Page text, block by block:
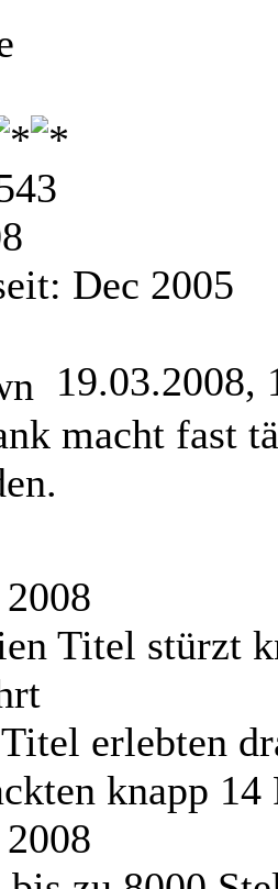
Dec 2005
19.03.2008,
macht fast
Titel stürzt
erlebten
knapp 14